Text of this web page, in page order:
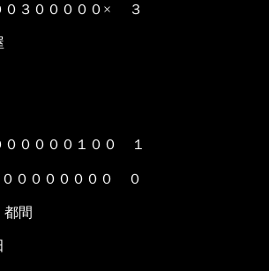
０３０００００ × ３
００００１００ １
００００００００ ０
間